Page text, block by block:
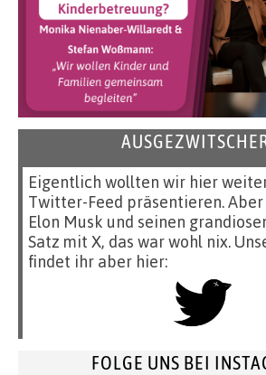
Eigentlich wollten wir hier
Twitter-Feed präsentieren.
Elon Musk und seinen
Satz mit X, das war wohl nix.
findet ihr aber hier:
FOLGE UNS BEI